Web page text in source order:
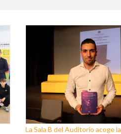
La Sala B del Auditorio acoge la